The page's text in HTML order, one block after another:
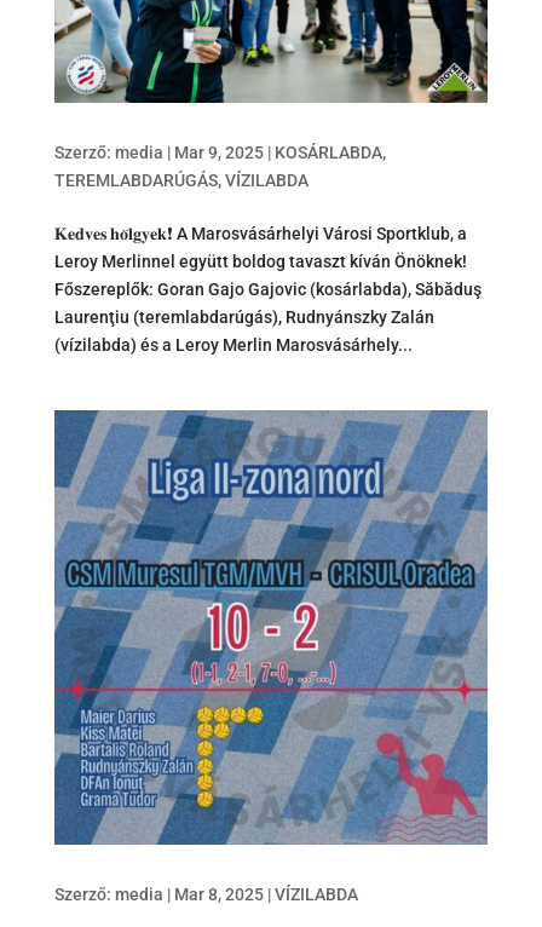
Szerző: media | Mar 9, 2025| KOSÁRLABDA,
TEREMLABDARÚGÁS,VÍZILABDA
𝐊𝐞𝐝𝐯𝐞𝐬 𝐡𝐨̈𝐥𝐠𝐲𝐞𝐤❗ A Marosvásárhelyi Városi Sportklub, a
Leroy Merlinnel együtt boldog tavaszt kíván Önöknek!
Főszereplők: Goran Gajo Gajovic (kosárlabda), Săbăduş
Laurenţiu (teremlabdarúgás), Rudnyánszky Zalán
(vízilabda) és a Leroy Merlin Marosvásárhely...
Szerző: media | Mar 8, 2025|VÍZILABDA